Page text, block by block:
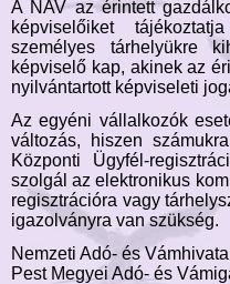
A NAV az érintett
képviselőiket
személyes tárhelyükre
képviselő kap, akinek az
nyilvántartott képviseleti
Az egyéni vállalkozók
változás, hiszen
Központi Ügyfél-
szolgál az elektronikus
regisztrációra vagy
igazolványra van szükség.
Nemzeti Adó- és
Pest Megyei Adó- és